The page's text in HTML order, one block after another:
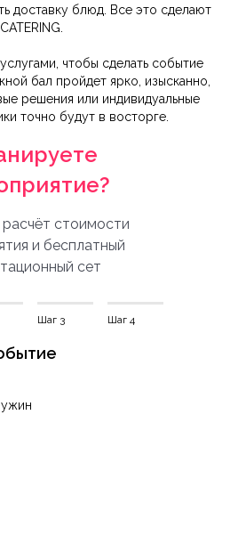
доставку блюд. Все это сделают
чтобы сделать событие
бал пройдет ярко, изысканно,
решения или индивидуальные
точно будут в восторге.
Шаг 3 Шаг 4
стоимости
и бесплатный
сет
ужин